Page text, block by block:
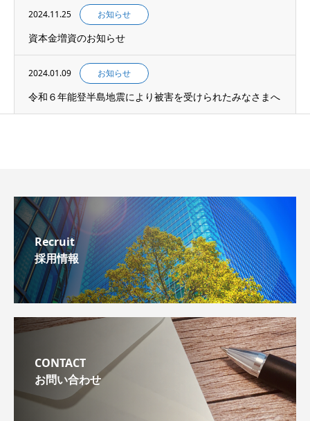
2024.11.25 お知らせ
資本金増資のお知らせ
2024.01.09 お知らせ
令和６年能登半島地震により被害を受けられたみなさまへ
Recruit
採用情報
CONTACT
お問い合わせ